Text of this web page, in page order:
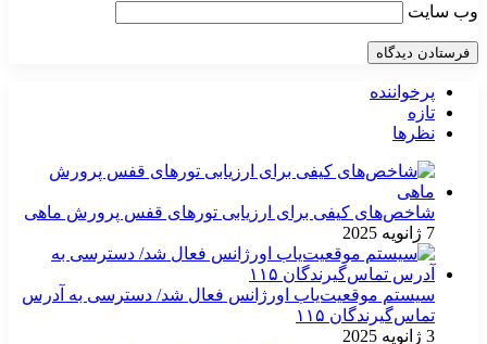
وب‌ سایت
پرخواننده
تازه
نظرها
شاخص‌های کیفی برای ارزیابی تورهای قفس پرورش ماهی
7 ژانویه 2025
سیستم موقعیت‌یاب اورژانس فعال شد/ دسترسی به آدرس
تماس‌گیرندگان ۱۱۵
3 ژانویه 2025